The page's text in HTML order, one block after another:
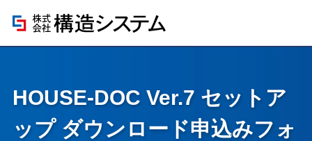
HOUSE-DOC Ver.7 セットア
ップ ダウンロード申込みフォ